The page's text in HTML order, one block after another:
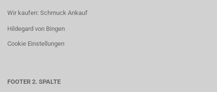
Wir kaufen: Schmuck Ankauf
Hildegard von Bingen
Cookie Einstellungen
FOOTER 2. SPALTE